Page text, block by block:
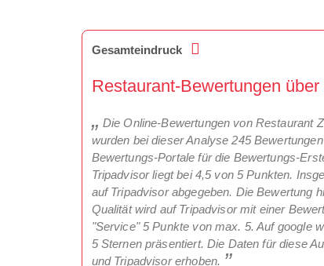
Gesamteindruck
Restaurant-Bewertungen
Die Online-Bewertungen von Restaurant
wurden bei dieser Analyse 245
Bewertungs-Portale für die Bewertungs-
Tripadvisor liegt bei 4,5 von 5 Punkten.
auf Tripadvisor abgegeben. Die Bewertung
Qualität wird auf Tripadvisor mit einer
"Service" 5 Punkte von max. 5. Auf google
5 Sternen präsentiert. Die Daten für diese
und Tripadvisor erhoben.